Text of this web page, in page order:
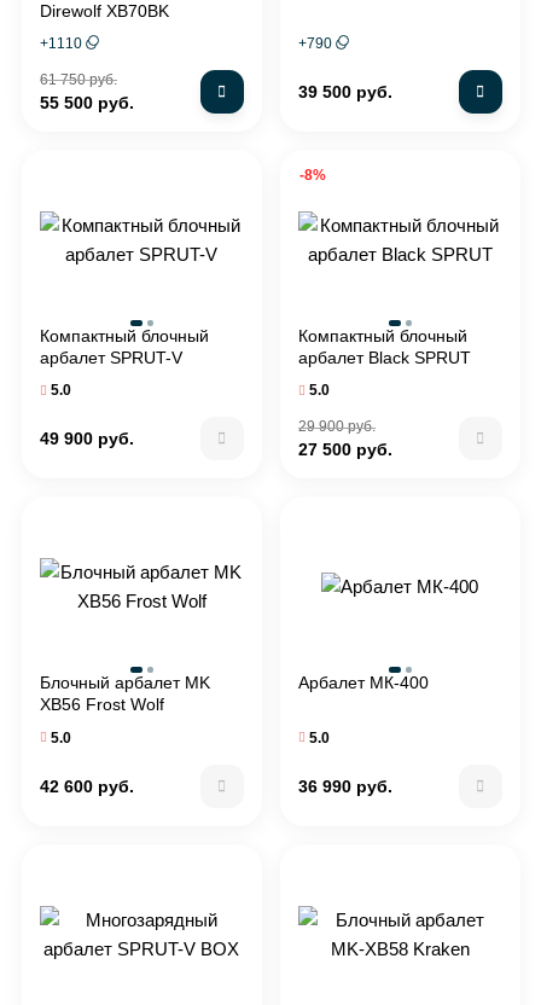
Direwolf XB70BK
(комплект)
+1110
61 750 руб.
55 500 руб.
+790
39 500 руб.
Компактный блочный
арбалет SPRUT-V
5.0
49 900 руб.
-8%
Компактный блочный
арбалет Black SPRUT
5.0
29 900 руб.
27 500 руб.
Блочный арбалет MK
XB56 Frost Wolf
5.0
42 600 руб.
Арбалет МК-400
5.0
36 990 руб.